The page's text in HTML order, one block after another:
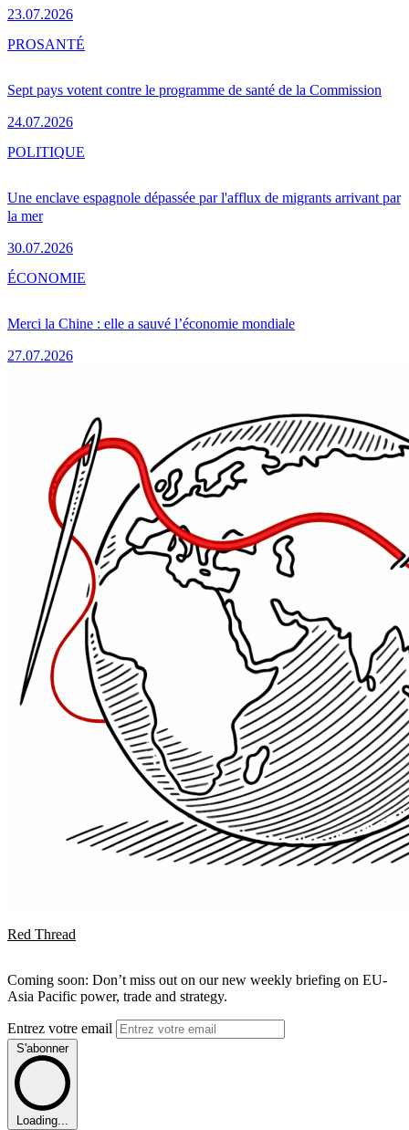
23.07.2026
Sept pays votent contre le programme de santé de la Commission
24.07.2026
PROSANTÉ
Une enclave espagnole dépassée par l'afflux de migrants arrivant par
la mer
30.07.2026
POLITIQUE
Merci la Chine : elle a sauvé l’économie mondiale
27.07.2026
ÉCONOMIE
Red Thread
Coming soon: Don’t miss out on our new weekly briefing on EU-
Asia Pacific power, trade and strategy.
Entrez votre email
S'abonner
Loading...